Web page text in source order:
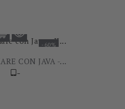
-60%
CON JAVA -...
-